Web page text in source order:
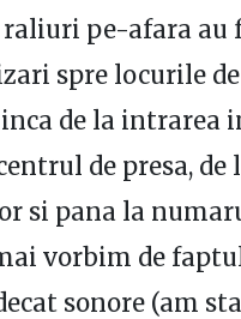
pe-afara au
spre locurile
de la intrarea
de presa, de
si pana la
vorbim de
sonore (am